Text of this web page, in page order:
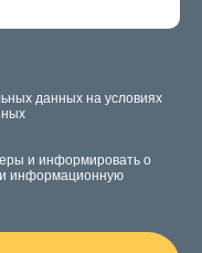
данных на условиях
и информировать о
и информационную